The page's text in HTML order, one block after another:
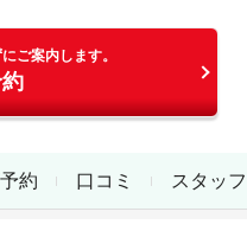
ご案内します。
約 口コミ スタッフ